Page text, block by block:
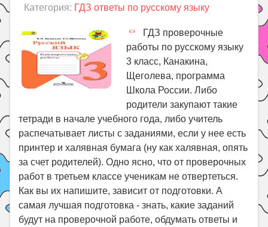
Категория: ГДЗ ответы по русскому языку
ГДЗ проверочные
работы по русскому языку
3 класс, Канакина,
Щеголева, программа
Школа России. Либо
родители закупают такие
тетради в начале учебного года, либо учитель
распечатывает листы с заданиями, если у нее есть
принтер и халявная бумага (ну как халявная, опять
за счет родителей). Одно ясно, что от проверочных
работ в третьем классе ученикам не отвертеться.
Как вы их напишите, зависит от подготовки. А
самая лучшая подготовка - знать, какие заданий
будут на проверочной работе, обдумать ответы и